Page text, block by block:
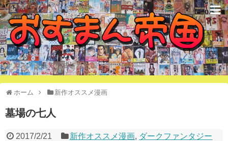
オススメ漫画で構成された国
ホーム 新作オススメ漫画
墓場の七人
2017/2/21 新作オススメ漫画, ダークファンタジー